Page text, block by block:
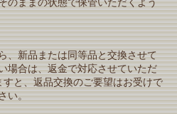
、新品または同等品と交換させて
場合は、返金で対応させていただ
と、返品交換のご要望はお受けで
い。